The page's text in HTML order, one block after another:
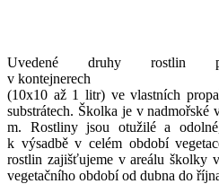
Uvedené druhy rostlin
v kontejnerech
(10x10 až 1 litr) ve vlastních
substrátech. Školka je v nadmořské
m. Rostliny jsou otužilé a
k výsadbě v celém období
rostlin zajišťujeme v areálu školky
vegetačního období od dubna do